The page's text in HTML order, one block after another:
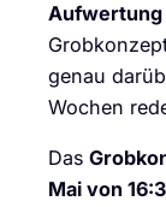
Aufwertung
genau
Wochen
Das
Mai von